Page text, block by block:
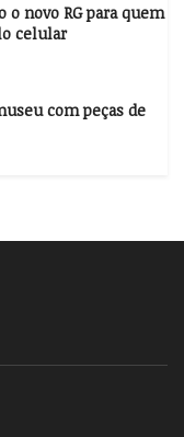
o novo RG para quem
celular
com peças de